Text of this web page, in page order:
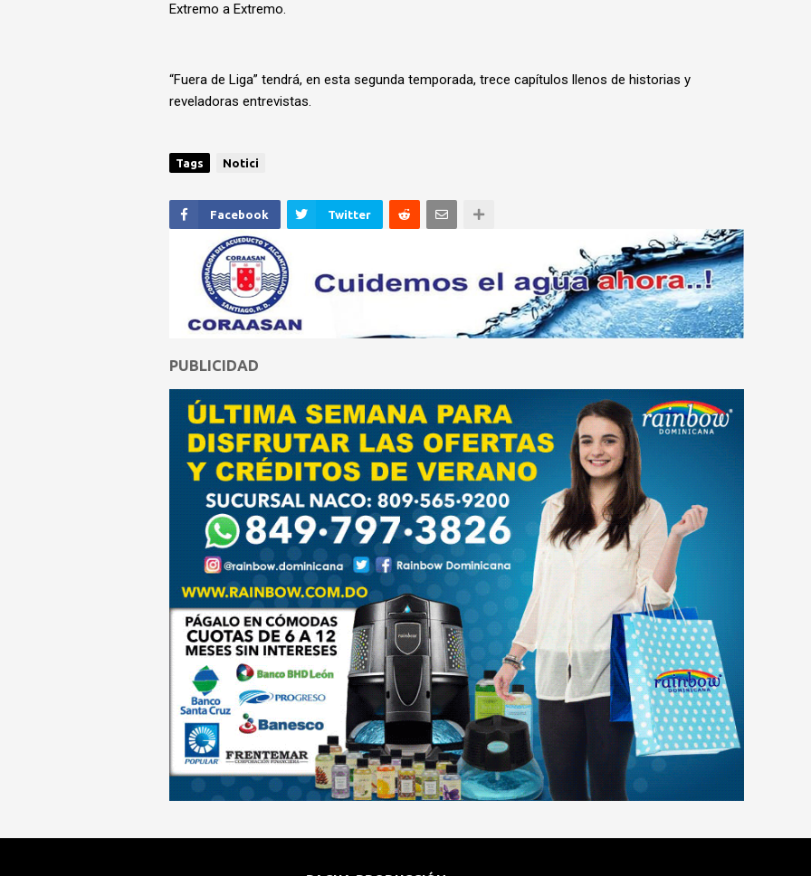
Extremo a Extremo.
“Fuera de Liga” tendrá, en esta segunda temporada, trece capítulos llenos de historias y
reveladoras entrevistas.
Tags Notici
Facebook Twitter
PUBLICIDAD